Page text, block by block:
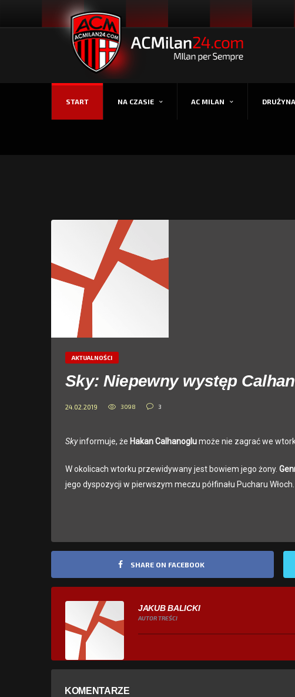
START NA CZASIE AC MILAN DRUŻYNA
AKTUALNOŚCI
Sky: Niepewny występ
24.02.2019 3098 3
Skyinformuje, że Hakan Calhanoglumoże nie zagrać we
W okolicach wtorku przewidywany jest bowiem jego żony.
jego dyspozycji w pierwszym meczu półfinału Pucharu Włoch.
SHARE ON FACEBOOK
JAKUB BALICKI
AUTOR TREŚCI
KOMENTARZE